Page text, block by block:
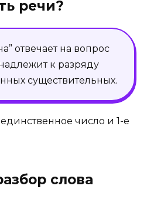
речи?
отвечает на вопрос
к разряду
существительных.
число и 1-е
слова